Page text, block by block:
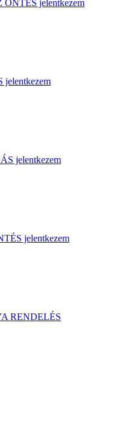
jelentkezem
jelentkezem
jelentkezem
RENDELÉS